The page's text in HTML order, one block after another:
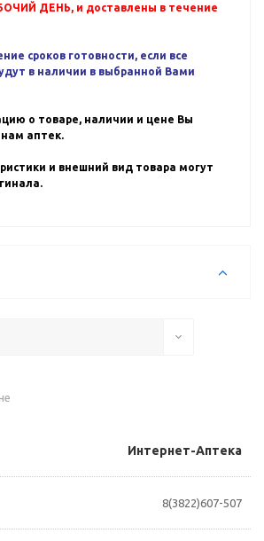
ДЕНЬ, и доставлены в течение
сроков готовности, если все
в наличии в выбранной Вами
о товаре, наличии и цене Вы
аптек.
и внешний вид товара могут
Интернет-Аптека
8(3822)607-507